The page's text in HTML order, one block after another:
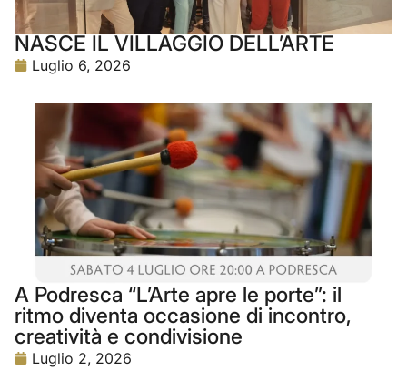
NASCE IL VILLAGGIO DELL’ARTE
Luglio 6, 2026
A Podresca “L’Arte apre le porte”: il
ritmo diventa occasione di incontro,
creatività e condivisione
Luglio 2, 2026